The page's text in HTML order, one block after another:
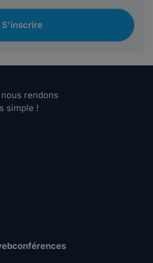
S'inscrire
rendons
simple !